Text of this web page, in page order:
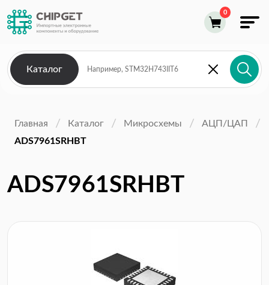
Каталог
Главная Каталог Микросхемы
АЦП/ЦАП
ADS7961SRHBT
ADS7961SRHBT